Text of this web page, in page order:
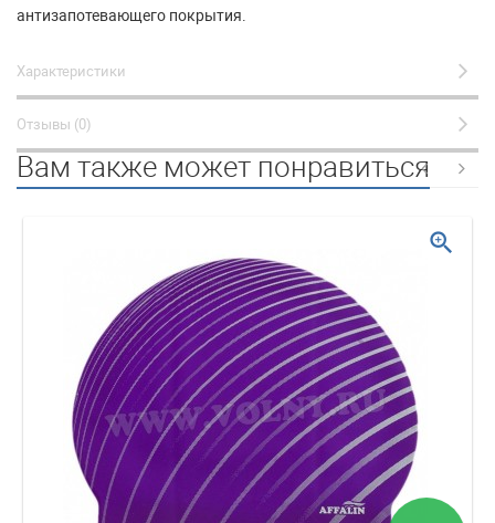
антизапотевающего покрытия.
Характеристики
Отзывы (0)
Вам также может понравиться
zoom_in